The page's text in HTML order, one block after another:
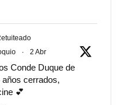
· 2 Abr
Conde Duque de
años cerrados,
💕